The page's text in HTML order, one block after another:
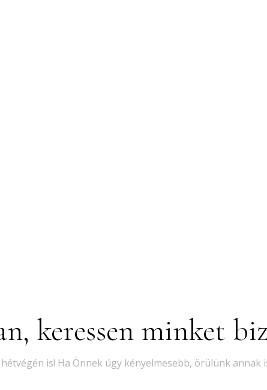
keressen minket
is! Ha Önnek úgy kényelmesebb, örülünk annak